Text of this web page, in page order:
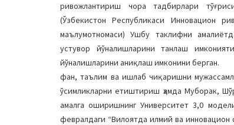
ривожлантириш чора тадбирлари
(Ўзбекистон Республикаси Инновацион
маълумотномаси) Ушбу таклифни
устувор йўналишларини танлаш
йўналишларини аниқлаш имконини берган.
фан, таълим ва ишлаб чиқаришни
ўсимликларни етиштириш ҳамда Муборак,
амалга оширишнинг Университет 3,0
февралдаги “Вилоятда илмий ва